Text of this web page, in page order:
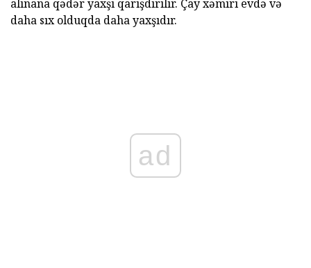
alınana qədər yaxşı qarışdırılır. Çay xəmiri evdə və
daha sıx olduqda daha yaxşıdır.
ad